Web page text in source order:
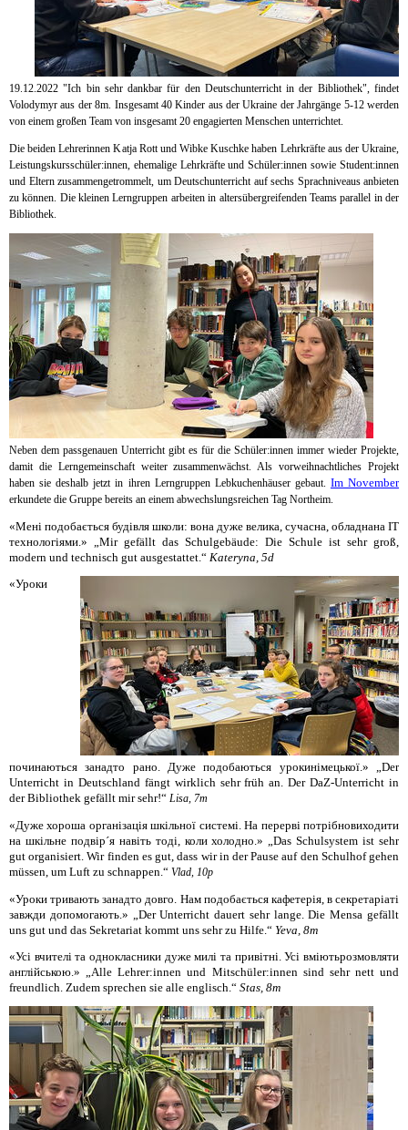
19.12.2022 "Ich bin sehr dankbar für den Deutschunterricht in der Bibliothek", findet
Volodymyr aus der 8m. Insgesamt 40 Kinder aus der Ukraine der Jahrgänge 5-12 werden
von einem großen Team von insgesamt 20 engagierten Menschen unterrichtet.
Die beiden Lehrerinnen Katja Rott und Wibke Kuschke haben Lehrkräfte aus der Ukraine,
Leistungskursschüler:innen, ehemalige Lehrkräfte und Schüler:innen sowie Student:innen
und Eltern zusammengetrommelt, um Deutschunterricht auf sechs Sprachniveaus anbieten
zu können. Die kleinen Lerngruppen arbeiten in altersübergreifenden Teams parallel in der
Bibliothek.
Neben dem passgenauen Unterricht gibt es für die Schüler:innen immer wieder Projekte,
damit die Lerngemeinschaft weiter zusammenwächst. Als vorweihnachtliches Projekt
haben sie deshalb jetzt in ihren Lerngruppen Lebkuchenhäuser gebaut. Im November
erkundete die Gruppe bereits an einem abwechslungsreichen Tag Northeim.
«Мені подобається будівля школи: вона дуже велика, сучасна, обладнана ІТ
технологіями.» „Mir gefällt das Schulgebäude: Die Schule ist sehr groß,
modern und technisch gut ausgestattet.“ Kateryna, 5d
«Уроки
починаються занадто рано. Дуже подобаються урокинімецької.» „Der
Unterricht in Deutschland fängt wirklich sehr früh an. DerDaZ-Unterricht in
der Bibliothek gefällt mir sehr!“ Lisa, 7m
«Дуже хороша організація шкільної системі. На перерві потрібновиходити
на шкільне подвір´я навіть тоді, коли холодно.» „Das Schulsystem ist sehr
gut organisiert. Wir finden es gut, dass wir in der Pause auf den Schulhof gehen
müssen, um Luft zu schnappen.“ Vlad, 10p
«Уроки тривають занадто довго. Нам подобається кафетерія, в cекретаріаті
завжди допомогають.» „Der Unterricht dauert sehr lange. Die Mensa gefällt
uns gut und das Sekretariat kommt uns sehr zu Hilfe.“ Yeva, 8m
«Усі вчителі та однокласники дуже милі та привітні. Усі вміютьрозмовляти
англійською.» „Alle Lehrer:innen und Mitschüler:innen sind sehr nett und
freundlich. Zudem sprechen sie alle englisch.“ Stas, 8m